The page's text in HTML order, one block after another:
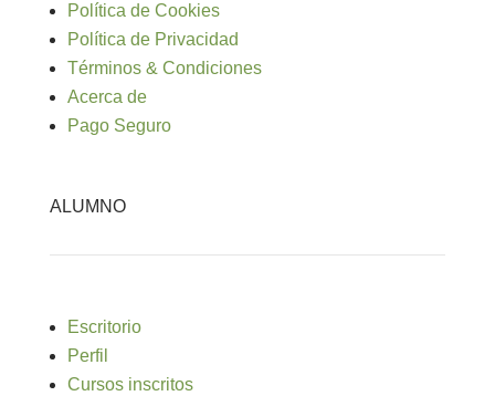
Política de Cookies
Política de Privacidad
Términos & Condiciones
Acerca de
Pago Seguro
ALUMNO
Escritorio
Perfil
Cursos inscritos